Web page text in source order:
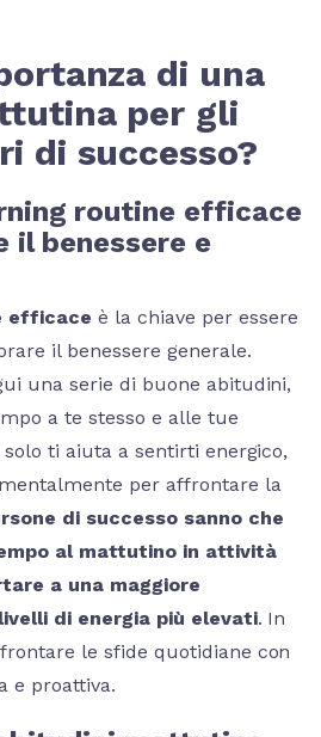
di una
per gli
di successo?
routine efficace
il benessere e
efficaceè la chiave per essere
il benessere generale.
una serie di buone abitudini,
a te stesso e alle tue
solo ti aiuta a sentirti energico,
per affrontare la
di successo sanno che
al mattutino in attività
a una maggiore
di energia più elevati. In
le sfide quotidiane con
e proattiva.